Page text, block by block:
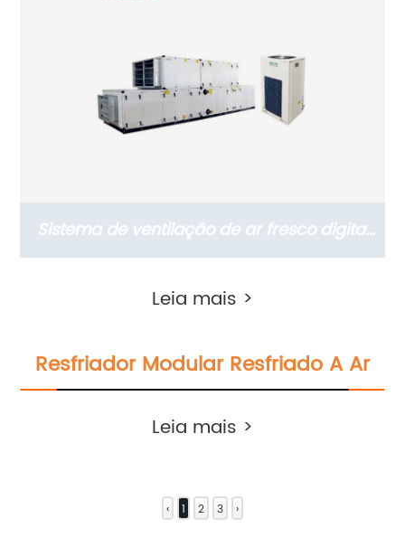
Sistema de ventilação de ar fresco digital
inteligente para hospitais
Leia mais >
Resfriador Modular Resfriado A Ar
Leia mais >
‹ 1 2 3 ›